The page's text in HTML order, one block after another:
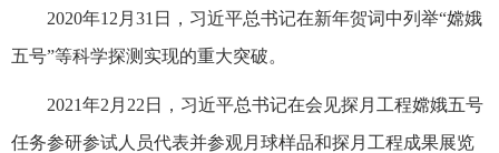
2020年12月31日，习近平总书记在新年贺词中列举“嫦娥
五号”等科学探测实现的重大突破。
2021年2月22日，习近平总书记在会见探月工程嫦娥五号
任务参研参试人员代表并参观月球样品和探月工程成果展览